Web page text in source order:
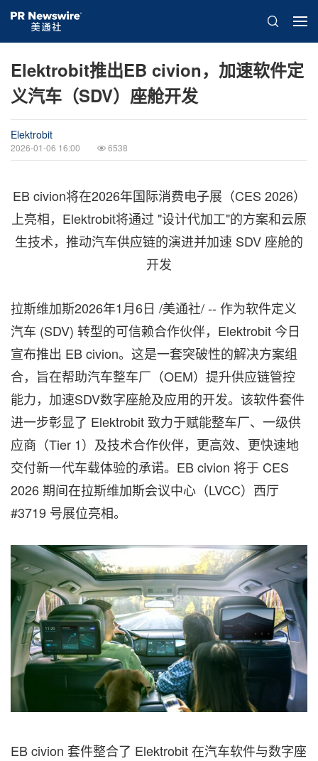
Elektrobit推出EB civion，加速软件定
义汽车（SDV）座舱开发
Elektrobit
2026-01-06 16:00 6538
EB civion将在2026年国际消费电子展（CES 2026）
上亮相，Elektrobit将通过 "设计代加工"的方案和云原
生技术，推动汽车供应链的演进并加速 SDV 座舱的
开发
拉斯维加斯2026年1月6日 /美通社/ -- 作为软件定义
汽车 (SDV) 转型的可信赖合作伙伴，Elektrobit 今日
宣布推出 EB civion。这是一套突破性的解决方案组
合，旨在帮助汽车整车厂（OEM）提升供应链管控
能力，加速SDV数字座舱及应用的开发。该软件套件
进一步彰显了 Elektrobit 致力于赋能整车厂、一级供
应商（Tier 1）及技术合作伙伴，更高效、更快速地
交付新一代车载体验的承诺。EB civion 将于 CES
2026 期间在拉斯维加斯会议中心（LVCC）西厅
#3719 号展位亮相。
EB civion 套件整合了 Elektrobit 在汽车软件与数字座